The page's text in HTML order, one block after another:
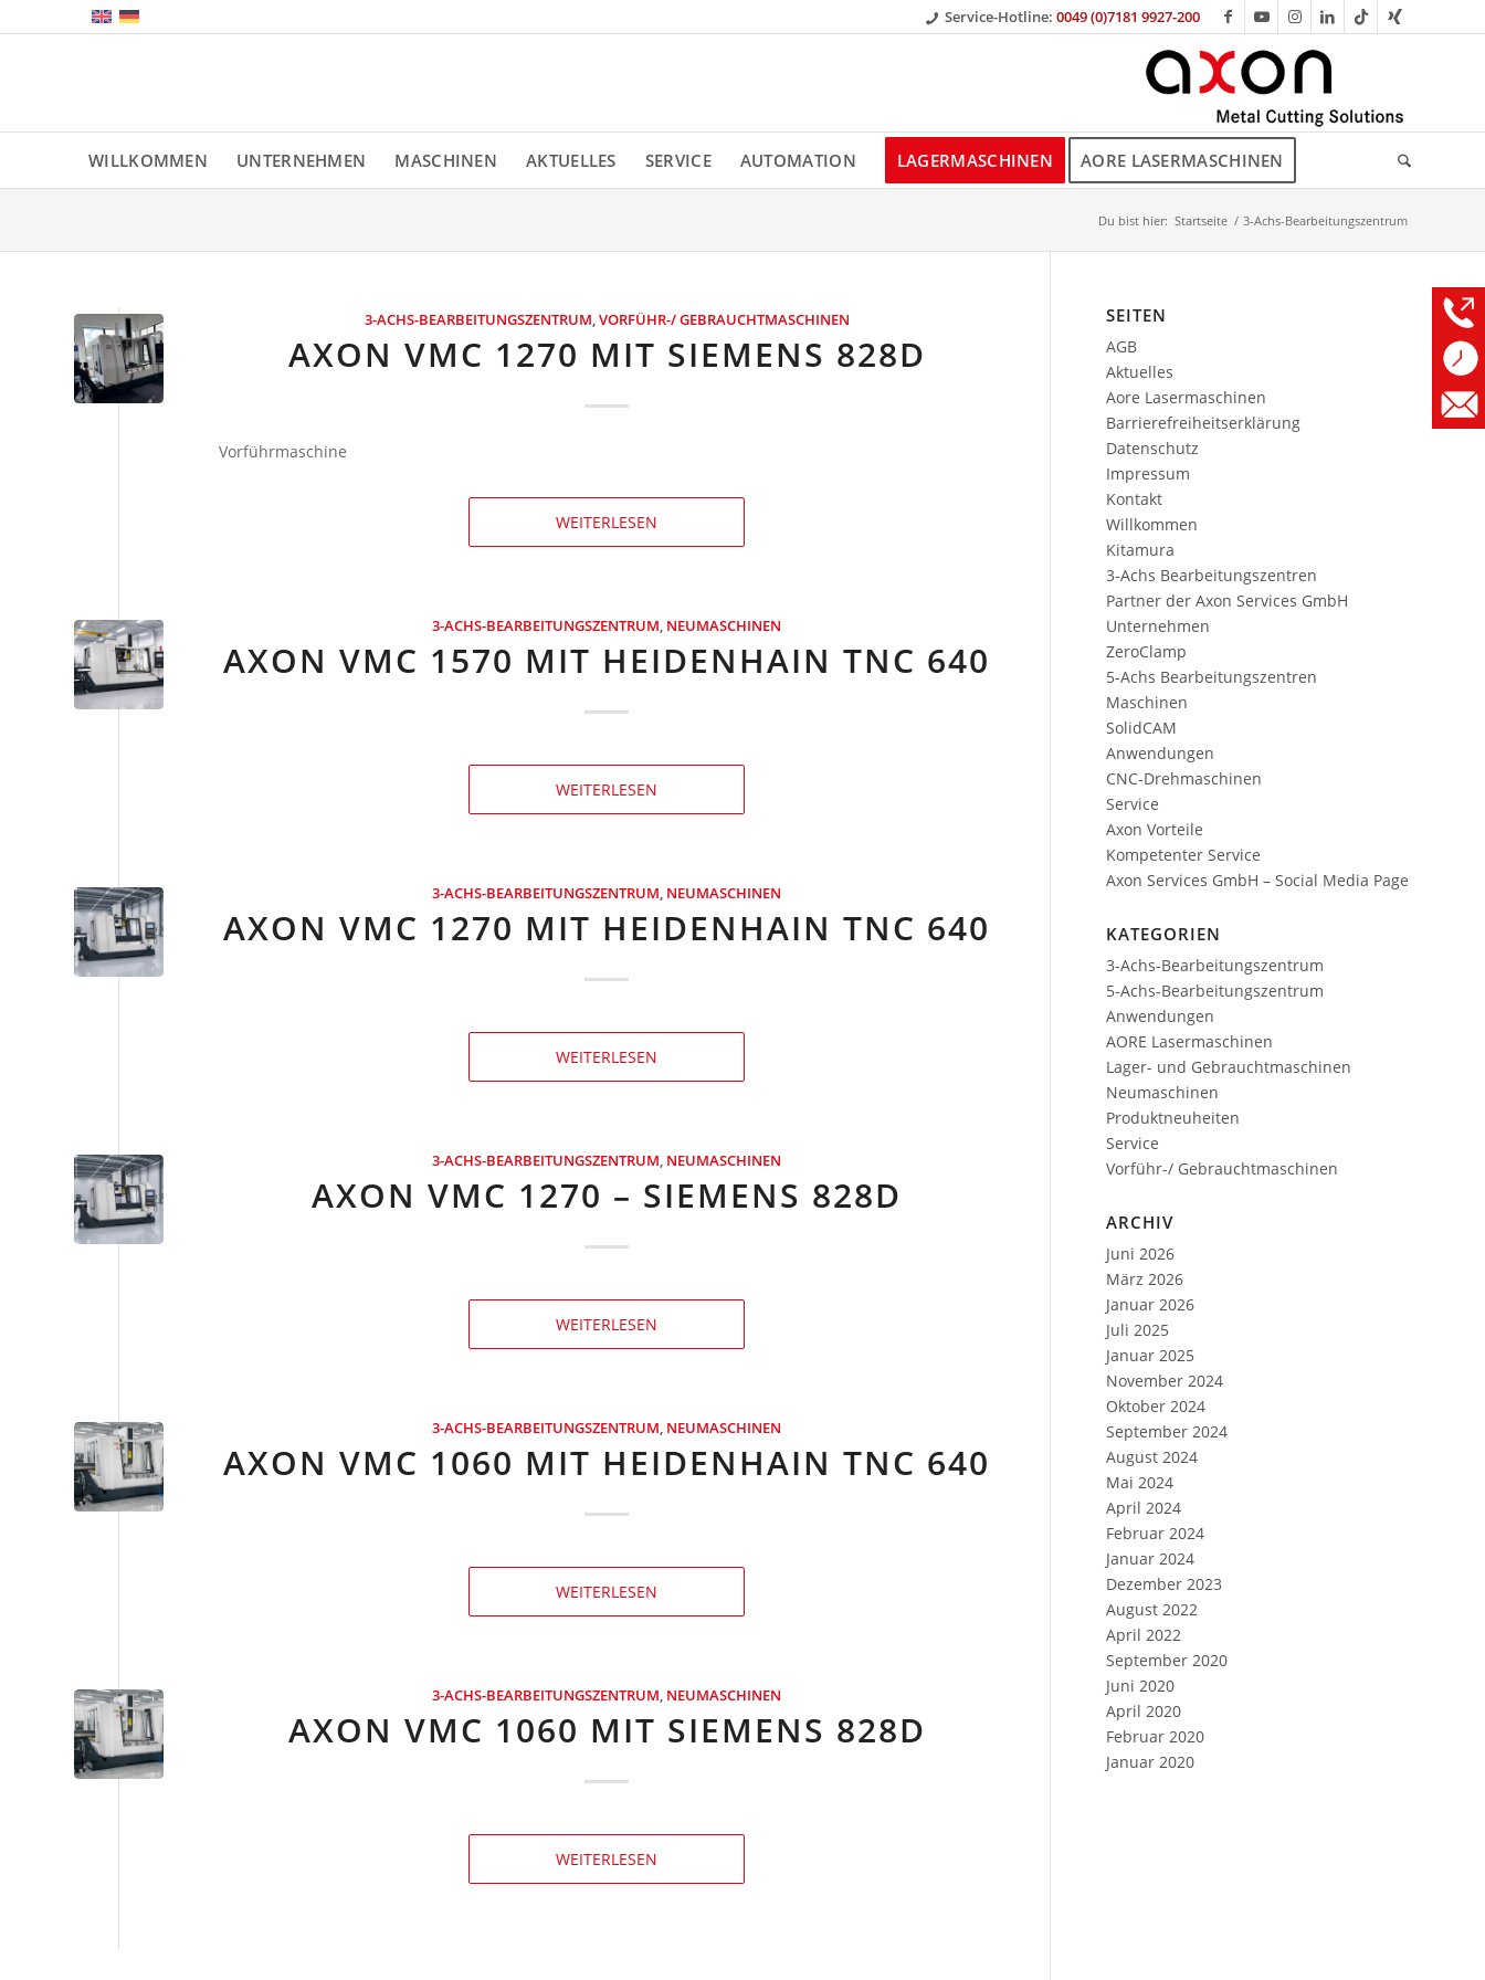
Service-Hotline: 0049 (0)7181 9927-200
WILLKOMMEN UNTERNEHMEN MASCHINEN AKTUELLES SERVICE AUTOMATION LAGERMASCHINEN AORE LASERMASCHINEN
Du bist hier: Startseite / 3-Achs-Bearbeitungszentrum
3-ACHS-BEARBEITUNGSZENTRUM,VORFÜHR-/ GEBRAUCHTMASCHINEN
AXON VMC 1270 MIT SIEMENS 828D
Vorführmaschine
WEITERLESEN
3-ACHS-BEARBEITUNGSZENTRUM, NEUMASCHINEN
AXON VMC 1570 MIT HEIDENHAIN TNC 640
WEITERLESEN
3-ACHS-BEARBEITUNGSZENTRUM, NEUMASCHINEN
AXON VMC 1270 MIT HEIDENHAIN TNC 640
WEITERLESEN
3-ACHS-BEARBEITUNGSZENTRUM, NEUMASCHINEN
AXON VMC 1270 – SIEMENS 828D
WEITERLESEN
3-ACHS-BEARBEITUNGSZENTRUM, NEUMASCHINEN
AXON VMC 1060 MIT HEIDENHAIN TNC 640
WEITERLESEN
3-ACHS-BEARBEITUNGSZENTRUM, NEUMASCHINEN
AXON VMC 1060 MIT SIEMENS 828D
WEITERLESEN
SEITEN
AGB
Aktuelles
Aore Lasermaschinen
Barrierefreiheitserklärung
Datenschutz
Impressum
Kontakt
Willkommen
Kitamura
3-Achs Bearbeitungszentren
Partner der Axon Services GmbH
Unternehmen
ZeroClamp
5-Achs Bearbeitungszentren
Maschinen
SolidCAM
Anwendungen
CNC-Drehmaschinen
Service
Axon Vorteile
Kompetenter Service
Axon Services GmbH – Social Media Page
KATEGORIEN
3-Achs-Bearbeitungszentrum
5-Achs-Bearbeitungszentrum
Anwendungen
AORE Lasermaschinen
Lager- und Gebrauchtmaschinen
Neumaschinen
Produktneuheiten
Service
Vorführ-/ Gebrauchtmaschinen
ARCHIV
Juni 2026
März 2026
Januar 2026
Juli 2025
Januar 2025
November 2024
Oktober 2024
September 2024
August 2024
Mai 2024
April 2024
Februar 2024
Januar 2024
Dezember 2023
August 2022
April 2022
September 2020
Juni 2020
April 2020
Februar 2020
Januar 2020